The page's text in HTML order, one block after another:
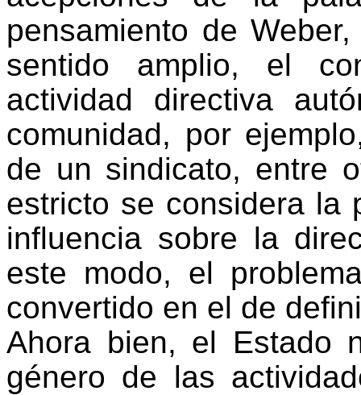
pensamiento de
sentido amplio, el
actividad directiva
comunidad, por
de un sindicato, entre
estricto se considera la
influencia sobre la
este modo, el
convertido en el de
Ahora bien, el Estado
género de las